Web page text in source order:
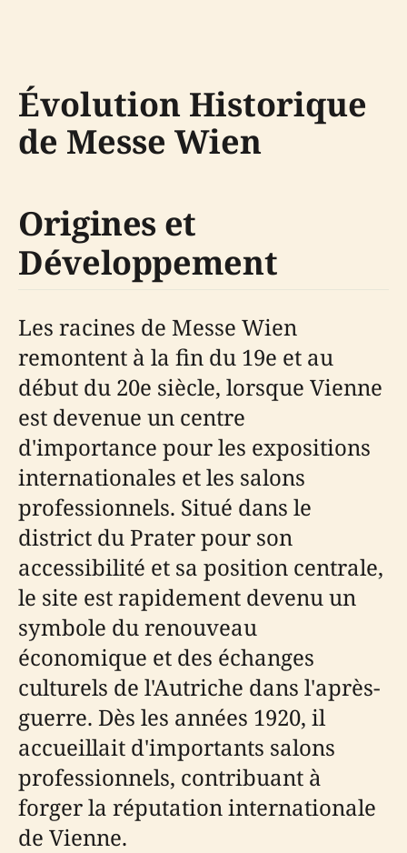
Évolution Historique
de Messe Wien
Origines et
Développement
Les racines de Messe Wien
remontent à la fin du 19e et au
début du 20e siècle, lorsque Vienne
est devenue un centre
d'importance pour les expositions
internationales et les salons
professionnels. Situé dans le
district du Prater pour son
accessibilité et sa position centrale,
le site est rapidement devenu un
symbole du renouveau
économique et des échanges
culturels de l'Autriche dans l'après-
guerre. Dès les années 1920, il
accueillait d'importants salons
professionnels, contribuant à
forger la réputation internationale
de Vienne.